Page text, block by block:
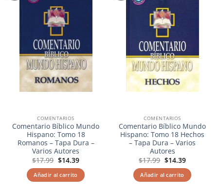
COMENTARIOS
Comentario Bíblico Mundo
Hispano: Tomo 18
Romanos – Tapa Dura –
Varios Autores
$17.99 El
precio
original
era:
$17.99.
$14.39El
actual
es:
$14.39.
Añadir al carrito
COMENTARIOS
Comentario Bíblico Mundo
Hispano: Tomo 18 Hechos
– Tapa Dura – Varios
Autores
$17.99 El
precio
original
era:
$17.99.
$14.39El
actual
es:
$14.39.
Añadir al carrito